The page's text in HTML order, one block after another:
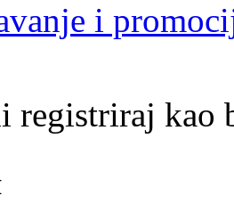
i
registriraj